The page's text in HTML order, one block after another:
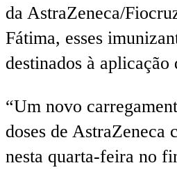
da AstraZeneca/
Fátima, esses
destinados à
“Um novo
doses de AstraZeneca
nesta quarta-feira no